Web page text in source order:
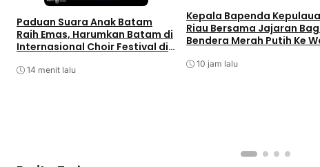
Paduan Suara Anak Batam
Raih Emas, Harumkan Batam di
Internasional Choir Festival di
14 menit lalu
Kepala Bapenda
Riau Bersama Jajaran
Bendera Merah Putih Ke
Kantor Samsat
10 jam lalu